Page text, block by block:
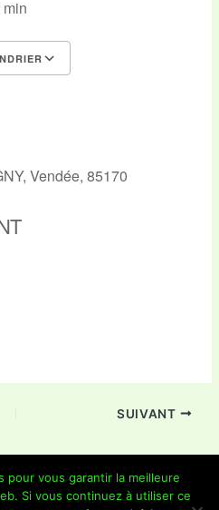
Vendée, 85170
SUIVANT
pour vous garantir la meilleure
Si vous continuez à utiliser ce